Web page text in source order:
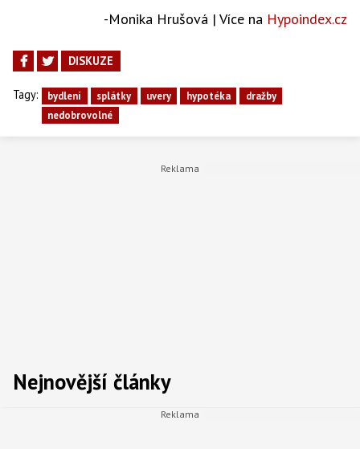
-Monika Hrušová | Více na Hypoindex.cz
DISKUZE
Tagy: bydlení splátky uvery hypotéka
dražby
nedobrovolné
Nejnovější články